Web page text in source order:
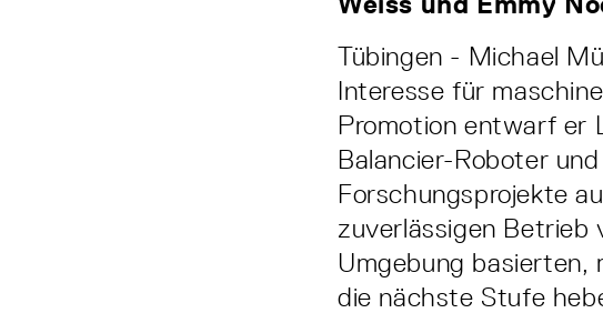
Tübingen - Michael
Interesse für
Promotion entwarf er
Balancier-Roboter
Forschungsprojekte
zuverlässigen Betrieb
Umgebung basierten,
die nächste Stufe